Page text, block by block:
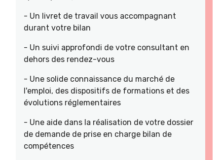
- Un livret de travail vous accompagnant
durant votre bilan
- Un suivi approfondi de votre consultant en
dehors des rendez-vous
- Une solide connaissance du marché de
l'emploi, des dispositifs de formations et des
évolutions réglementaires
- Une aide dans la réalisation de votre dossier
de demande de prise en charge bilan de
compétences